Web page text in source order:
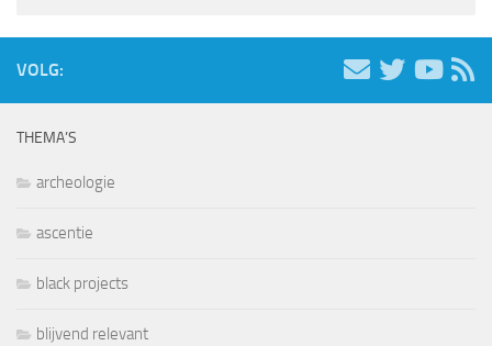
VOLG:
THEMA’S
archeologie
ascentie
black projects
blijvend relevant